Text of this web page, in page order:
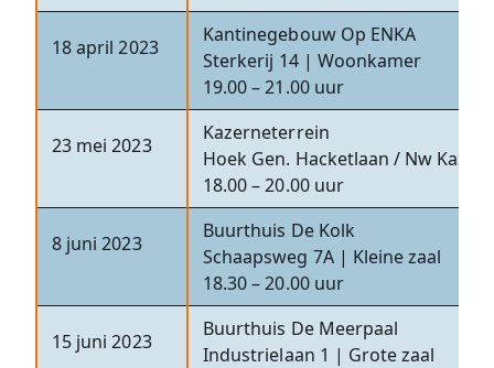
18 april 2023
Kantinegebouw Op ENKA
Sterkerij 14 | Woonkamer
19.00 – 21.00 uur
23 mei 2023
Kazerneterrein
Hoek Gen. Hacketlaan / Nw
18.00 – 20.00 uur
8 juni 2023
Buurthuis De Kolk
Schaapsweg 7A | Kleine zaal
18.30 – 20.00 uur
15 juni 2023
Buurthuis De Meerpaal
Industrielaan 1 | Grote zaal